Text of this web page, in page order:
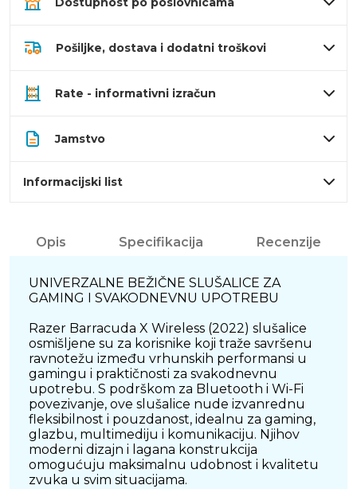
Pošiljke, dostava i dodatni troškovi
Rate - informativni izračun
Jamstvo
Informacijski list
Opis Specifikacija Recenzije
UNIVERZALNE BEŽIČNE SLUŠALICE ZA
GAMING I SVAKODNEVNU UPOTREBU
Razer Barracuda X Wireless (2022) slušalice
osmišljene su za korisnike koji traže savršenu
ravnotežu između vrhunskih performansi u
gamingu i praktičnosti za svakodnevnu
upotrebu. S podrškom za Bluetooth i Wi-Fi
povezivanje, ove slušalice nude izvanrednu
fleksibilnost i pouzdanost, idealnu za gaming,
glazbu, multimediju i komunikaciju. Njihov
moderni dizajn i lagana konstrukcija
omogućuju maksimalnu udobnost i kvalitetu
zvuka u svim situacijama.